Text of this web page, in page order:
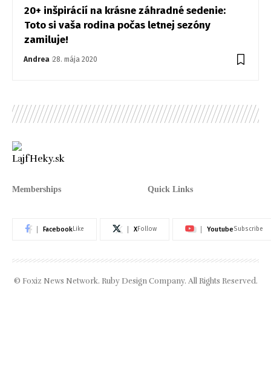
20+ inšpirácií na krásne záhradné sedenie:
Toto si vaša rodina počas letnej sezóny
zamiluje!
Andrea 28. mája 2020
Memberships Quick Links
FacebookLike XFollow YoutubeSubscribe
© Foxiz News Network. Ruby Design Company. All Rights Reserved.